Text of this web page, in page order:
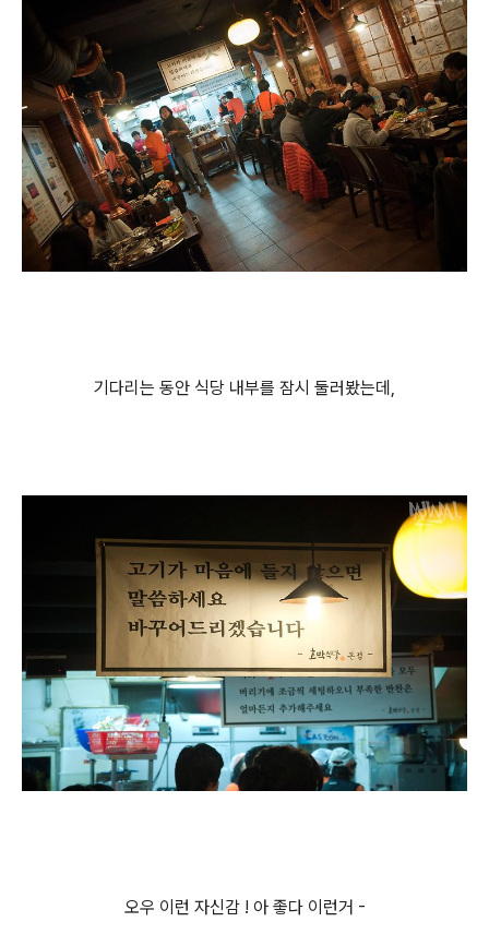
기다리는 동안 식당 내부를 잠시 둘러봤는데,
오우 이런 자신감 ! 아 좋다 이런거 -